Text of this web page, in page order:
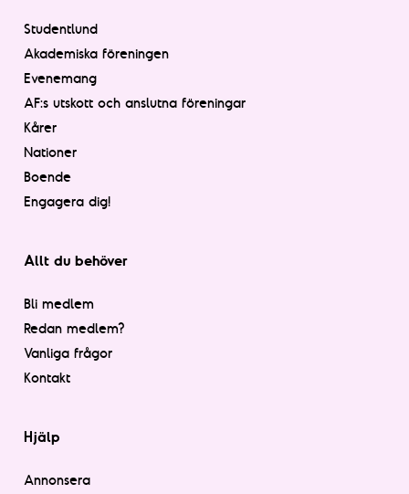
Studentlund
Akademiska föreningen
Evenemang
AF:s utskott och anslutna föreningar
Kårer
Nationer
Boende
Engagera dig!
Allt du behöver
Bli medlem
Redan medlem?
Vanliga frågor
Kontakt
Hjälp
Annonsera